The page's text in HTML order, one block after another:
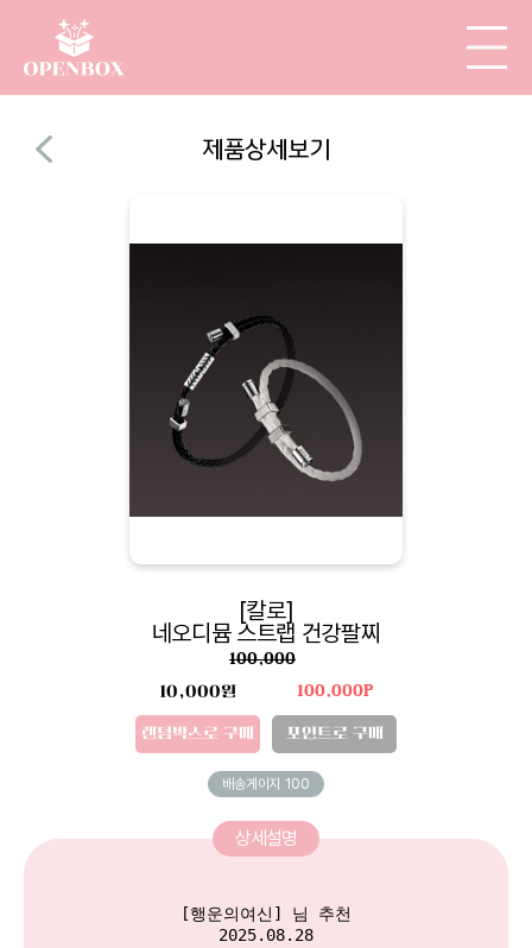
제품상세보기
[칼로]
네오디뮴 스트랩 건강팔찌
100,000
10,000원
랜덤박스로 구매
100,000P
포인트로 구매
배송게이지 100
상세설명
[행운의여신] 님 추천
2025.08.28